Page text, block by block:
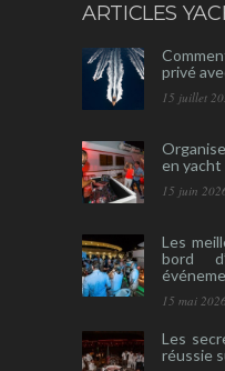
ARTICLES
privé
15 juillet
en yacht
15 juin
Les
bord
15 mai 2026
Les
réussie